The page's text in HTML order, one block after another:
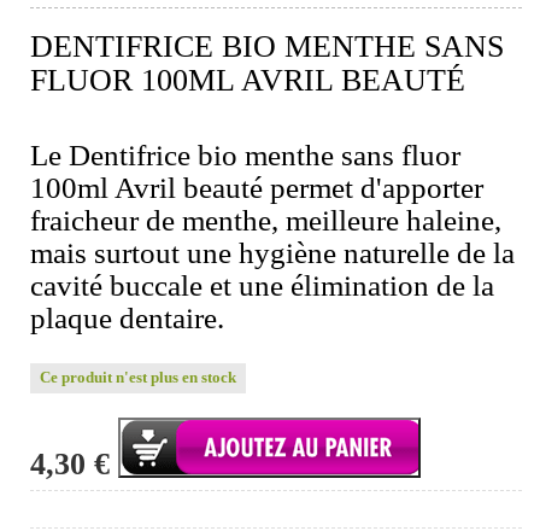
DENTIFRICE BIO MENTHE SANS
FLUOR 100ML AVRIL BEAUTÉ
Le Dentifrice bio menthe sans fluor
100ml Avril beauté permet d'apporter
fraicheur de menthe, meilleure haleine,
mais surtout une hygiène naturelle de la
cavité buccale et une élimination de la
plaque dentaire.
Ce produit n'est plus en stock
4,30 €